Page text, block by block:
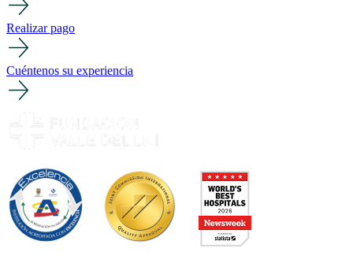
Realizar pago
Cuéntenos su experiencia